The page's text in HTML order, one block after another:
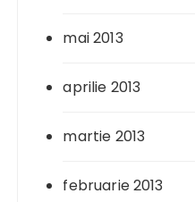
mai 2013
aprilie 2013
martie 2013
februarie 2013